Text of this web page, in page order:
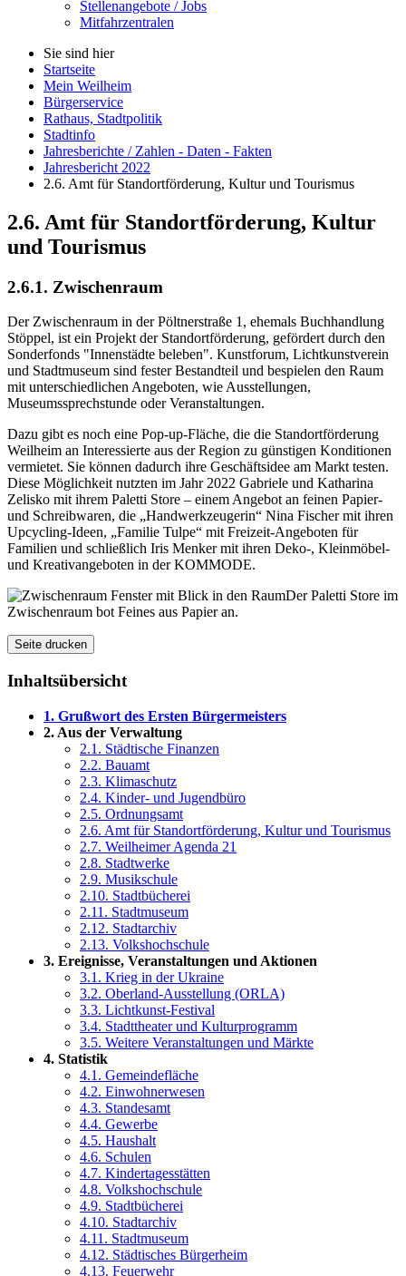
Stellenangebote / Jobs
Mitfahrzentralen
Sie sind hier
Startseite
Mein Weilheim
Bürgerservice
Rathaus, Stadtpolitik
Stadtinfo
Jahresberichte / Zahlen - Daten - Fakten
Jahresbericht 2022
2.6. Amt für Standortförderung, Kultur und Tourismus
2.6. Amt für Standortförderung, Kultur
und Tourismus
2.6.1. Zwischenraum
Der Zwischenraum in der Pöltnerstraße 1, ehemals Buchhandlung
Stöppel, ist ein Projekt der Standortförderung, gefördert durch den
Sonderfonds "Innenstädte beleben". Kunstforum, Lichtkunstverein
und Stadtmuseum sind fester Bestandteil und bespielen den Raum
mit unterschiedlichen Angeboten, wie Ausstellungen,
Museumssprechstunde oder Veranstaltungen.
Dazu gibt es noch eine Pop-up-Fläche, die die Standortförderung
Weilheim an Interessierte aus der Region zu günstigen Konditionen
vermietet. Sie können dadurch ihre Geschäftsidee am Markt testen.
Diese Möglichkeit nutzten im Jahr 2022 Gabriele und Katharina
Zelisko mit ihrem Paletti Store – einem Angebot an feinen Papier-
und Schreibwaren, die „Handwerkzeugerin“ Nina Fischer mit ihren
Upcycling-Ideen, „Familie Tulpe“ mit Freizeit-Angeboten für
Familien und schließlich Iris Menker mit ihren Deko-, Kleinmöbel-
und Kreativangeboten in der KOMMODE.
Der Paletti Store im
Zwischenraum bot Feines aus Papier an.
Seite drucken
Inhaltsübersicht
1. Grußwort des Ersten Bürgermeisters
2. Aus der Verwaltung
2.1. Städtische Finanzen
2.2. Bauamt
2.3. Klimaschutz
2.4. Kinder- und Jugendbüro
2.5. Ordnungsamt
2.6. Amt für Standortförderung, Kultur und Tourismus
2.7. Weilheimer Agenda 21
2.8. Stadtwerke
2.9. Musikschule
2.10. Stadtbücherei
2.11. Stadtmuseum
2.12. Stadtarchiv
2.13. Volkshochschule
3. Ereignisse, Veranstaltungen und Aktionen
3.1. Krieg in der Ukraine
3.2. Oberland-Ausstellung (ORLA)
3.3. Lichtkunst-Festival
3.4. Stadttheater und Kulturprogramm
3.5. Weitere Veranstaltungen und Märkte
4. Statistik
4.1. Gemeindefläche
4.2. Einwohnerwesen
4.3. Standesamt
4.4. Gewerbe
4.5. Haushalt
4.6. Schulen
4.7. Kindertagesstätten
4.8. Volkshochschule
4.9. Stadtbücherei
4.10. Stadtarchiv
4.11. Stadtmuseum
4.12. Städtisches Bürgerheim
4.13. Feuerwehr